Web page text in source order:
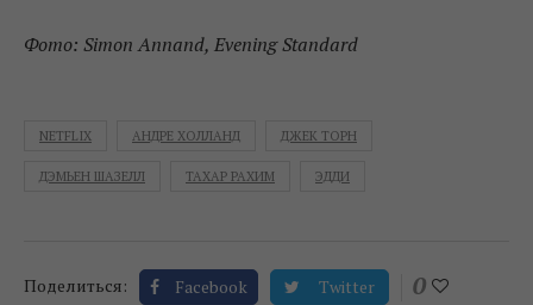
Фото: Simon Annand, Evening Standard
NETFLIX АНДРЕ ХОЛЛАНД ДЖЕК ТОРН
ДЭМЬЕН ШАЗЕЛЛ ТАХАР РАХИМ ЭДДИ
Поделиться: Facebook Twitter 0